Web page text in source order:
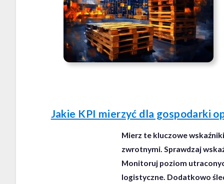
Jakie KPI mierzyć dla gospodarki
Mierz te kluczowe
zwrotnymi. Sprawdzaj
Monitoruj poziom
logistyczne. Dodatkowo